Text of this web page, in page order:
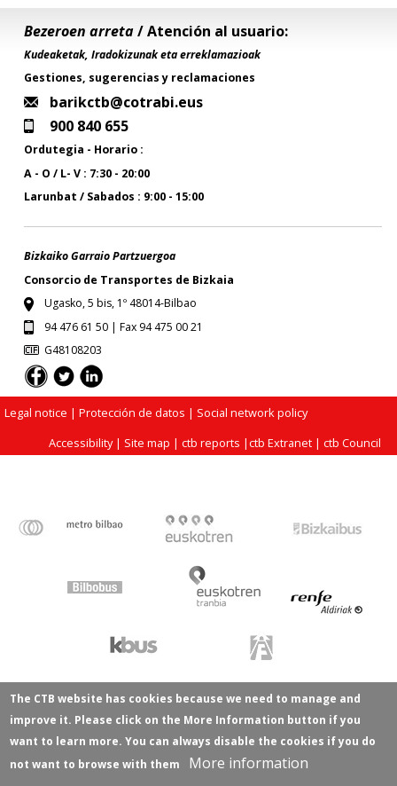
Bezeroen arreta/ Atención al usuario:
Kudeaketak, Iradokizunak eta erreklamazioak
Gestiones, sugerencias y reclamaciones
barikctb@cotrabi.eus
900 840 655
Ordutegia - Horario :
A - O / L- V : 7:30 - 20:00
Larunbat / Sabados : 9:00 - 15:00
Bizkaiko Garraio Partzuergoa
Consorcio de Transportes de Bizkaia
Ugasko, 5 bis, 1º 48014-Bilbao
94 476 61 50 | Fax 94 475 00 21
G48108203
Legal notice | Protección de datos | Social network policy
Accessibility| Site map |ctb reports |ctb Extranet |ctb Council
The CTB website has cookies because we need to manage and
improve it. Please click on the More Information button if you
want to learn more. You can always disable the cookies if you do
not want to browse with them
More information